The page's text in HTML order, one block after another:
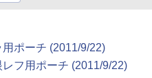
ポーチ (2011/9/22)
フ用ポーチ (2011/9/22)